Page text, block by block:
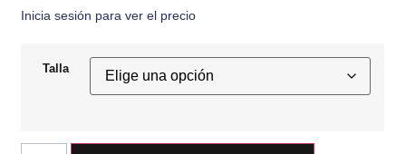
Inicia sesión para ver el precio
Talla